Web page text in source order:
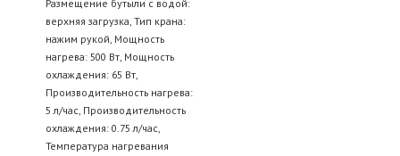
Размещение бутыли с водой:
верхняя загрузка, Тип крана:
нажим рукой, Мощность
нагрева: 500 Вт, Мощность
охлаждения: 65 Вт,
Производительность нагрева:
5 л/час, Производительность
охлаждения: 0.75 л/час,
Температура нагревания